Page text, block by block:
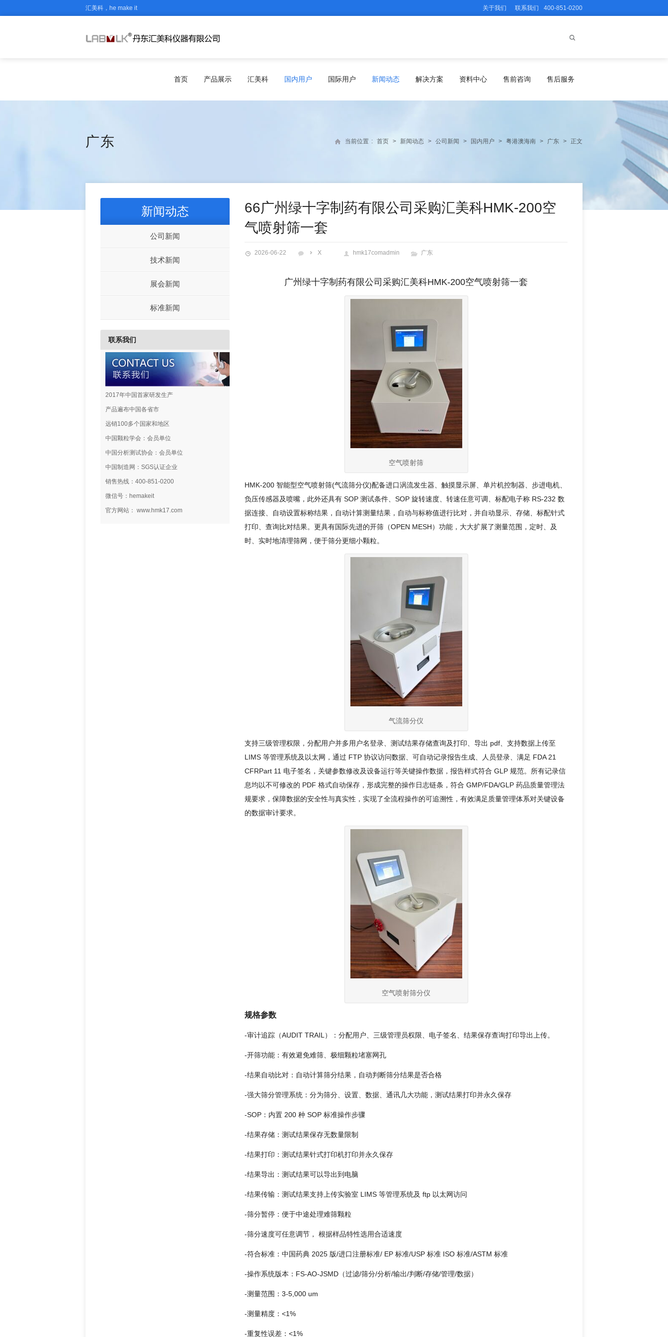
汇美科，he make it 关于我们 联系我们 400-851-0200
首页 产品展示 汇美科 国内用户 国际用户 新闻动态 解决方案 资料中心 售前咨询 售后服务
广东 当前位置 : 首页 > 新闻动态 > 公司新闻 > 国内用户 > 粤港澳海南 > 广东 > 正文
66广州绿十字制药有限公司采购汇美科HMK-200空
气喷射筛一套
2026-06-22 X hmk17comadmin 广东
广州绿十字制药有限公司采购汇美科HMK-200空气喷射筛一套
空气喷射筛
HMK-200 智能型空气喷射筛(气流筛分仪)配备进口涡流发生器、触摸显示屏、单片机控制器、步进电机、
负压传感器及喷嘴，此外还具有 SOP 测试条件、SOP 旋转速度、转速任意可调、标配电子称 RS-232 数
据连接、自动设置标称结果，自动计算测量结果，自动与标称值进行比对，并自动显示、存储、标配针式
打印、查询比对结果。更具有国际先进的开筛（OPEN MESH）功能，大大扩展了测量范围，定时、及
时、实时地清理筛网，便于筛分更细小颗粒。
气流筛分仪
支持三级管理权限，分配用户并多用户名登录、测试结果存储查询及打印、导出 pdf、支持数据上传至
LIMS 等管理系统及以太网，通过 FTP 协议访问数据、可自动记录报告生成、人员登录、满足 FDA 21
CFRPart 11 电子签名，关键参数修改及设备运行等关键操作数据，报告样式符合 GLP 规范。所有记录信
息均以不可修改的 PDF 格式自动保存，形成完整的操作日志链条，符合 GMP/FDA/GLP 药品质量管理法
规要求，保障数据的安全性与真实性，实现了全流程操作的可追溯性，有效满足质量管理体系对关键设备
的数据审计要求。
空气喷射筛分仪
规格参数
-审计追踪（AUDIT TRAIL）：分配用户、三级管理员权限、电子签名、结果保存查询打印导出上传。
-开筛功能：有效避免难筛、极细颗粒堵塞网孔
-结果自动比对：自动计算筛分结果，自动判断筛分结果是否合格
-强大筛分管理系统：分为筛分、设置、数据、通讯几大功能，测试结果打印并永久保存
-SOP：内置 200 种 SOP 标准操作步骤
-结果存储：测试结果保存无数量限制
-结果打印：测试结果针式打印机打印并永久保存
-结果导出：测试结果可以导出到电脑
-结果传输：测试结果支持上传实验室 LIMS 等管理系统及 ftp 以太网访问
-筛分暂停：便于中途处理难筛颗粒
-筛分速度可任意调节， 根据样品特性选用合适速度
-符合标准：中国药典 2025 版/进口注册标准/ EP 标准/USP 标准 ISO 标准/ASTM 标准
-操作系统版本：FS-AO-JSMD（过滤/筛分/分析/输出/判断/存储/管理/数据）
-测量范围：3-5,000 um
-测量精度：<1%
-重复性误差：<1%
新闻动态
公司新闻
技术新闻
展会新闻
标准新闻
联系我们
2017年中国首家研发生产
产品遍布中国各省市
远销100多个国家和地区
中国颗粒学会：会员单位
中国分析测试协会：会员单位
中国制造网：SGS认证企业
销售热线：400-851-0200
微信号：hemakeit
官方网站： www.hmk17.com